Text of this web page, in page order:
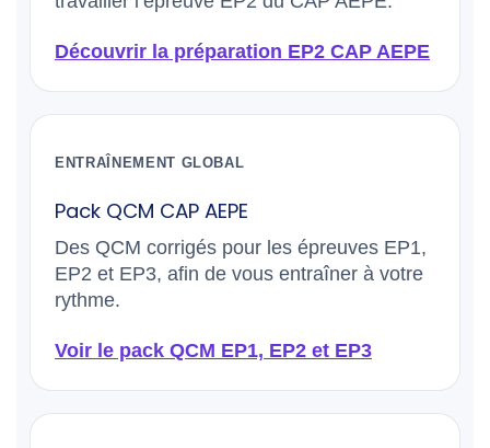
Découvrir la préparation EP2 CAP AEPE
ENTRAÎNEMENT GLOBAL
Pack QCM CAP AEPE
Des QCM corrigés pour les épreuves EP1,
EP2 et EP3, afin de vous entraîner à votre
rythme.
Voir le pack QCM EP1, EP2 et EP3